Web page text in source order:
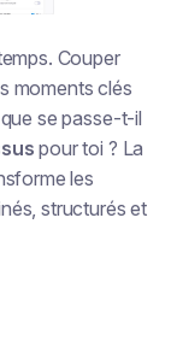
Couper
moments clés
se passe-t-il
pour toi ? La
les
structurés et